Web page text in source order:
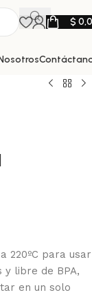
$
220ºC para usar
libre de BPA,
en un solo